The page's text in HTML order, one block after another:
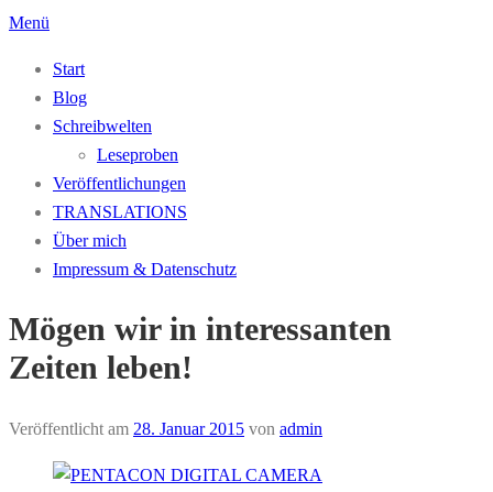
Zum
springen
Menü
Start
Blog
Schreibwelten
Leseproben
Veröffentlichungen
TRANSLATIONS
Über mich
Impressum & Datenschutz
Mögen wir in interessanten
Zeiten leben!
Veröffentlicht am 28. Januar 2015 von admin